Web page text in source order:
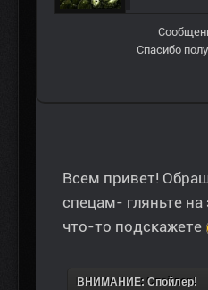
Спасибо
Всем привет!
спецам- гляньте на
что-то подскажете
ВНИМАНИЕ: Спойлер!